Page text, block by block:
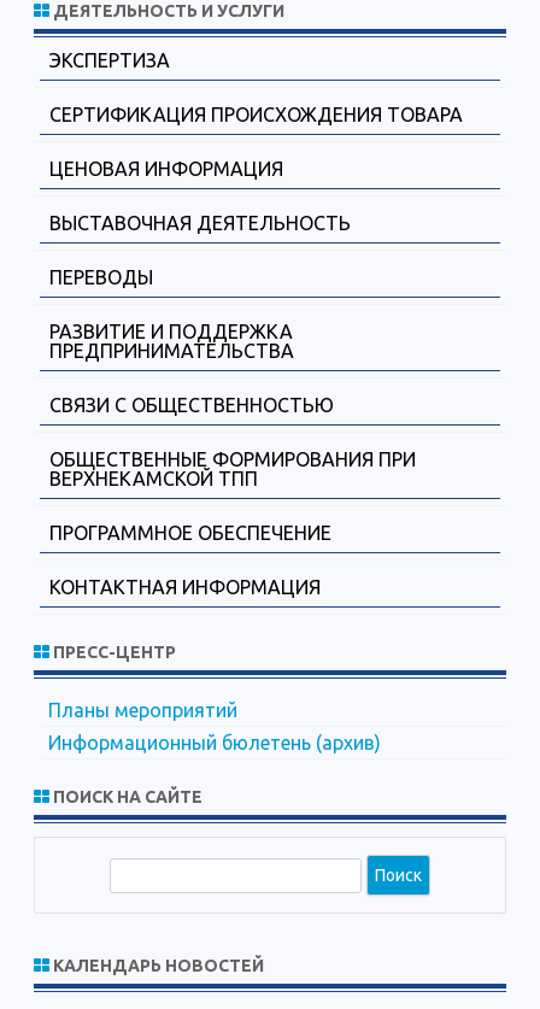
ДЕЯТЕЛЬНОСТЬ И УСЛУГИ
ЭКСПЕРТИЗА
СЕРТИФИКАЦИЯ ПРОИСХОЖДЕНИЯ ТОВАРА
ЦЕНОВАЯ ИНФОРМАЦИЯ
ВЫСТАВОЧНАЯ ДЕЯТЕЛЬНОСТЬ
ПЕРЕВОДЫ
РАЗВИТИЕ И ПОДДЕРЖКА
ПРЕДПРИНИМАТЕЛЬСТВА
СВЯЗИ С ОБЩЕСТВЕННОСТЬЮ
ОБЩЕСТВЕННЫЕ ФОРМИРОВАНИЯ ПРИ
ВЕРХНЕКАМСКОЙ ТПП
ПРОГРАММНОЕ ОБЕСПЕЧЕНИЕ
КОНТАКТНАЯ ИНФОРМАЦИЯ
ПРЕСС-ЦЕНТР
Планы мероприятий
Информационный бюлетень (архив)
ПОИСК НА САЙТЕ
с
к
КАЛЕНДАРЬ НОВОСТЕЙ